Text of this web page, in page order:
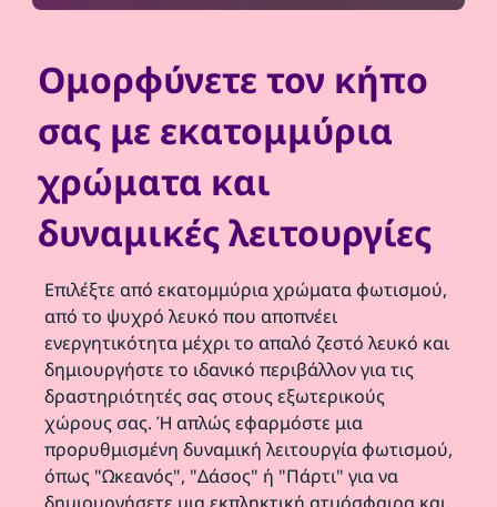
Ομορφύνετε τον κήπο
σας με εκατομμύρια
χρώματα και
δυναμικές λειτουργίες
Επιλέξτε από εκατομμύρια χρώματα φωτισμού,
από το ψυχρό λευκό που αποπνέει
ενεργητικότητα μέχρι το απαλό ζεστό λευκό και
δημιουργήστε το ιδανικό περιβάλλον για τις
δραστηριότητές σας στους εξωτερικούς
χώρους σας. Ή απλώς εφαρμόστε μια
προρυθμισμένη δυναμική λειτουργία φωτισμού,
όπως "Ωκεανός", "Δάσος" ή "Πάρτι" για να